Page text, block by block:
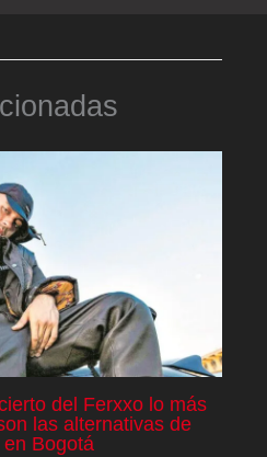
del Ferxxo lo más
las alternativas de
Bogotá